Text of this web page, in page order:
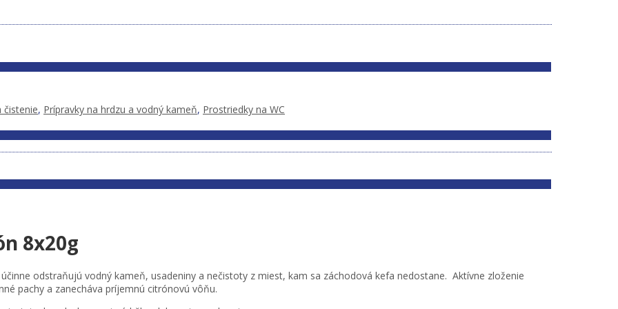
čistenie, Prípravky na hrdzu a vodný kameň, Prostriedky na WC
8x20g
odstraňujú vodný kameň, usadeniny a nečistoty z miest, kam sa záchodová kefa nedostane. Aktívne zloženie
pachy a zanecháva príjemnú citrónovú vôňu.